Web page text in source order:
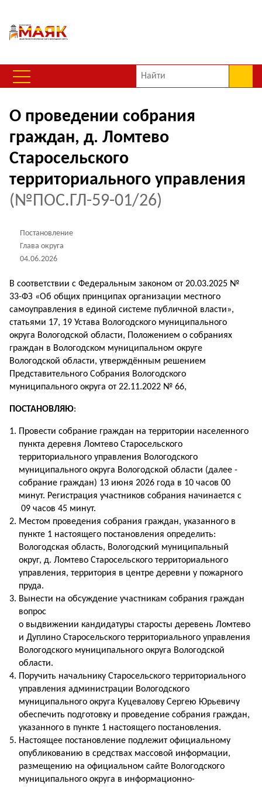
О проведении собрания
граждан, д. Ломтево
Старосельского
территориального управления
(№ПОС.ГЛ-59-01/26)
Постановление
Глава округа
04.06.2026
В соответствии с Федеральным законом от 20.03.2025 №
33-ФЗ «Об общих принципах организации местного
самоуправления в единой системе публичной власти»,
статьями 17, 19 Устава Вологодского муниципального
округа Вологодской области, Положением о собраниях
граждан в Вологодском муниципальном округе
Вологодской области, утверждённым решением
Представительного Собрания Вологодского
муниципального округа от 22.11.2022 № 66,
ПОСТАНОВЛЯЮ:
Провести собрание граждан на территории населенного
пункта деревня Ломтево Старосельского
территориального управления Вологодского
муниципального округа Вологодской области (далее -
собрание граждан) 13 июня 2026 года в 10 часов 00
минут. Регистрация участников собрания начинается с
09 часов 45 минут.
Местом проведения собрания граждан, указанного в
пункте 1 настоящего постановления определить:
Вологодская область, Вологодский муниципальный
округ, д. Ломтево Старосельского территориального
управления, территория в центре деревни у пожарного
пруда.
Вынести на обсуждение участникам собрания граждан
вопрос
о выдвижении кандидатуры старосты деревень Ломтево
и Дуплино Старосельского территориального управления
Вологодского муниципального округа Вологодской
области.
Поручить начальнику Старосельского территориального
управления администрации Вологодского
муниципального округа Куцевалову Сергею Юрьевичу
обеспечить подготовку и проведение собрания граждан,
указанного в пункте 1 настоящего постановления.
Настоящее постановление подлежит официальному
опубликованию в средствах массовой информации,
размещению на официальном сайте Вологодского
муниципального округа в информационно-